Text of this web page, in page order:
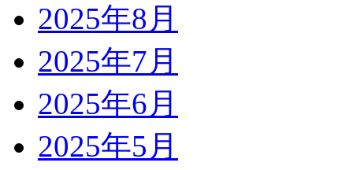
2025年8月
2025年7月
2025年6月
2025年5月